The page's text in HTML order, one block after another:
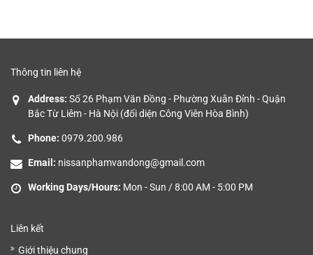
Thông tin liên hệ
Address: Số 26 Phạm Văn Đồng - Phường Xuân Đỉnh - Quận
Bắc Từ Liêm - Hà Nội (đối diện Công Viên Hòa Bình)
Phone: 0979.200.986
Email: nissanphamvandong@gmail.com
Working Days/Hours: Mon - Sun / 8:00 AM - 5:00 PM
Liên kết
Giới thiệu chung